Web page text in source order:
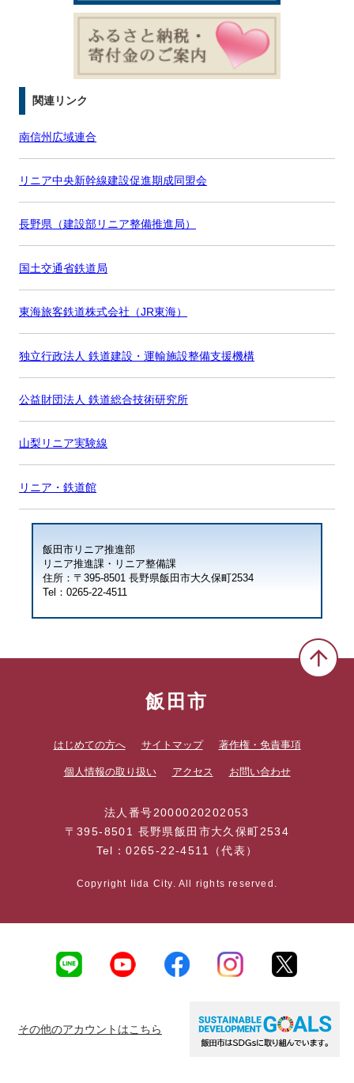
関連リンク
南信州広域連合
リニア中央新幹線建設促進期成同盟会
長野県（建設部リニア整備推進局）
国土交通省鉄道局
東海旅客鉄道株式会社（JR東海）
独立行政法人 鉄道建設・運輸施設整備支援機構
公益財団法人 鉄道総合技術研究所
山梨リニア実験線
リニア・鉄道館
飯田市リニア推進部
リニア推進課・リニア整備課
住所：〒395-8501 長野県飯田市大久保町2534
Tel：0265-22-4511
飯田市
はじめての方へ サイトマップ 著作権・免責事項
個人情報の取り扱い アクセス お問い合わせ
法人番号2000020202053
〒395-8501 長野県飯田市大久保町2534
Tel：0265-22-4511（代表）
Copyright Iida City. All rights reserved.
その他のアカウントはこちら